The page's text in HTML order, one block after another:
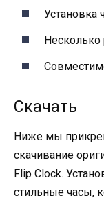
Установка
Скачать
Ниже мы
скачивание
Flip Clock.
стильные часы,